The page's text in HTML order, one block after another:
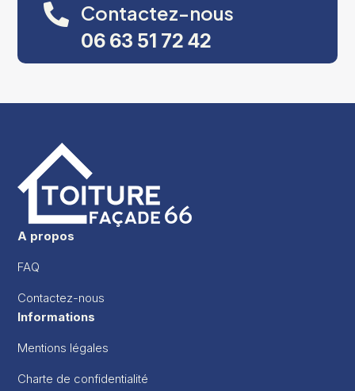
 Contactez-nous
06 63 51 72 42
A propos
FAQ
Contactez-nous
Informations
Mentions légales
Charte de confidentialité